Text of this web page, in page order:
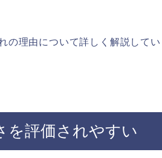
の理由について詳しく解説してい
を評価されやすい